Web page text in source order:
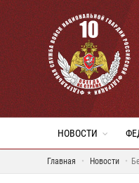
НОВОСТИ
Главная Новости